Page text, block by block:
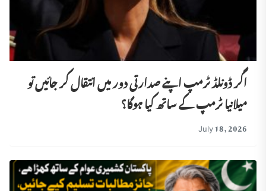
اگر ڈونلڈ ٹرمپ اپنے صدارتی دور میں انتقال کر جائیں تو
میلانیا ٹرمپ کے ساتھ کیا ہوگا؟
July 18, 2026